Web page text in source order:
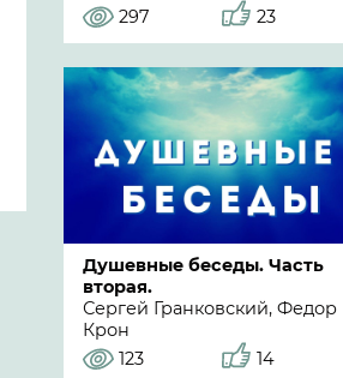
297
23
Душевные беседы. Часть
вторая.
Сергей Гранковский, Федор
Крон
123
14